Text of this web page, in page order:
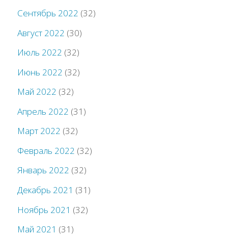
Сентябрь 2022 (32)
Август 2022 (30)
Июль 2022 (32)
Июнь 2022 (32)
Май 2022 (32)
Апрель 2022 (31)
Март 2022 (32)
Февраль 2022 (32)
Январь 2022 (32)
Декабрь 2021 (31)
Ноябрь 2021 (32)
Май 2021 (31)